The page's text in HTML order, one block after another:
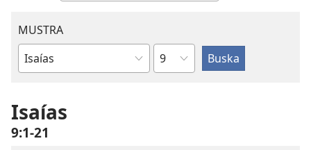
MUSTRA
Buki
Beibel
Kapítulo
Isaías
9:1-21